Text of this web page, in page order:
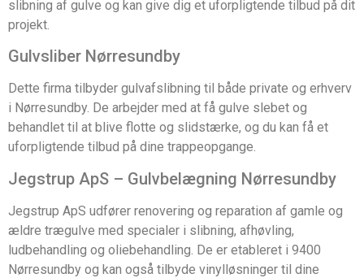
slibning af gulve og kan give dig et uforpligtende tilbud på dit
projekt.
Gulvsliber Nørresundby
Dette firma tilbyder gulvafslibning til både private og erhverv
i Nørresundby. De arbejder med at få gulve slebet og
behandlet til at blive flotte og slidstærke, og du kan få et
uforpligtende tilbud på dine trappeopgange.
Jegstrup ApS – Gulvbelægning Nørresundby
Jegstrup ApS udfører renovering og reparation af gamle og
ældre trægulve med specialer i slibning, afhøvling,
ludbehandling og oliebehandling. De er etableret i 9400
Nørresundby og kan også tilbyde vinylløsninger til dine